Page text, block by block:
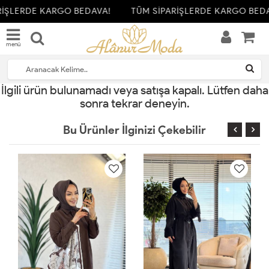
KARGO BEDAVA! TÜM SİPARİŞLERDE KARGO
menü
İlgili ürün bulunamadı veya satışa kapalı. Lütfen daha
sonra tekrar deneyin.
Bu Ürünler İlginizi Çekebilir